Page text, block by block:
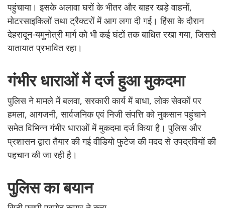
पहुंचाया। इसके अलावा घरों के भीतर और बाहर खड़े वाहनों,
मोटरसाइकिलों तथा ट्रैक्टरों में आग लगा दी गई। हिंसा के दौरान
देहरादून-यमुनोत्री मार्ग को भी कई घंटों तक बाधित रखा गया, जिससे
यातायात प्रभावित रहा।
गंभीर धाराओं में दर्ज हुआ मुकदमा
पुलिस ने मामले में बलवा, सरकारी कार्य में बाधा, लोक सेवकों पर
हमला, आगजनी, सार्वजनिक एवं निजी संपत्ति को नुकसान पहुंचाने
समेत विभिन्न गंभीर धाराओं में मुकदमा दर्ज किया है। पुलिस और
प्रशासन द्वारा तैयार की गई वीडियो फुटेज की मदद से उपद्रवियों की
पहचान की जा रही है।
पुलिस का बयान